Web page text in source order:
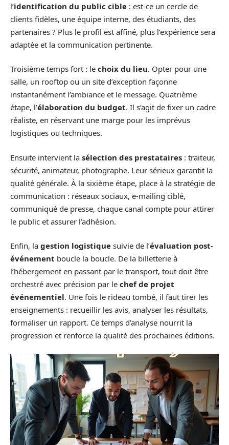
l’identification du public cible : est-ce un cercle de
clients fidèles, une équipe interne, des étudiants, des
partenaires ? Plus le profil est affiné, plus l’expérience sera
adaptée et la communication pertinente.
Troisième temps fort : le choix du lieu. Opter pour une
salle, un rooftop ou un site d’exception façonne
instantanément l’ambiance et le message. Quatrième
étape, l’élaboration du budget. Il s’agit de fixer un cadre
réaliste, en réservant une marge pour les imprévus
logistiques ou techniques.
Ensuite intervient la sélection des prestataires : traiteur,
sécurité, animateur, photographe. Leur sérieux garantit la
qualité générale. À la sixième étape, place à la stratégie de
communication : réseaux sociaux, e-mailing ciblé,
communiqué de presse, chaque canal compte pour attirer
le public et assurer l’adhésion.
Enfin, la gestion logistique suivie de l’évaluation post-
événement boucle la boucle. De la billetterie à
l’hébergement en passant par le transport, tout doit être
orchestré avec précision par le chef de projet
événementiel. Une fois le rideau tombé, il faut tirer les
enseignements : recueillir les avis, analyser les résultats,
formaliser un rapport. Ce temps d’analyse nourrit la
progression et renforce la qualité des prochaines éditions.